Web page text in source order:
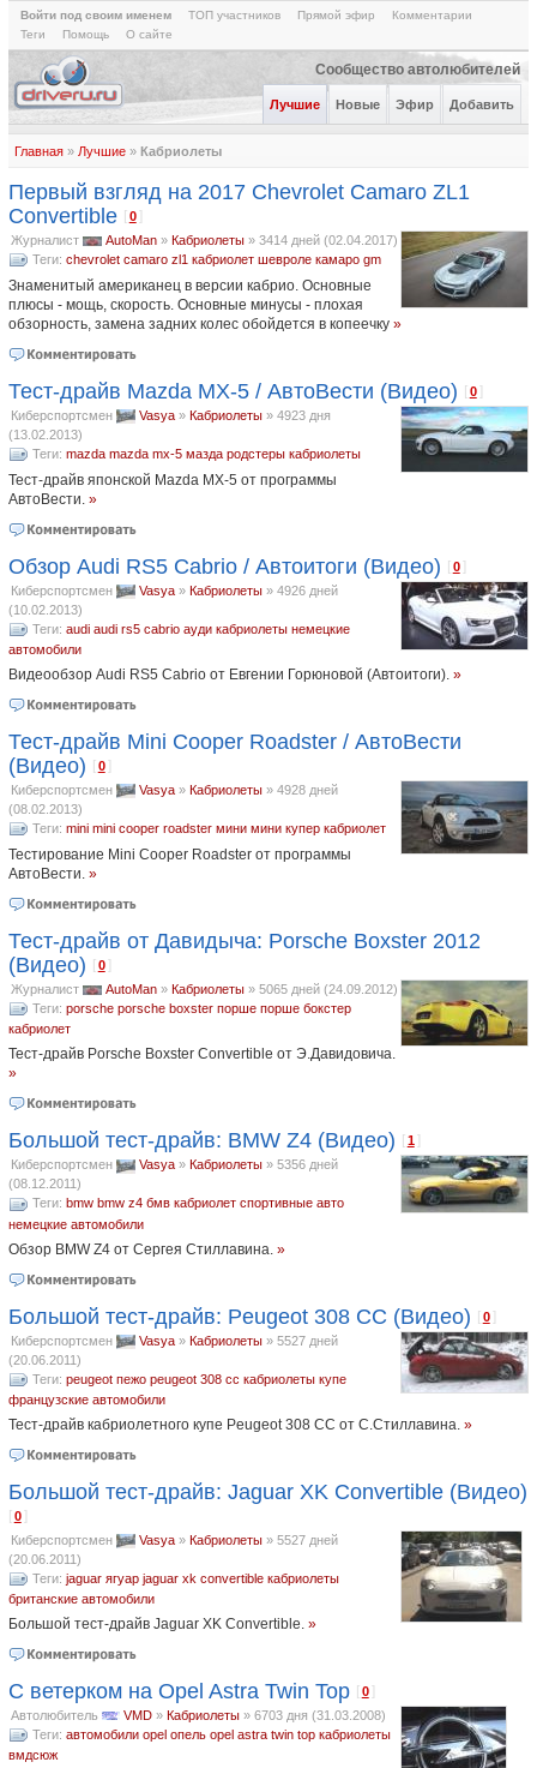
Войти под своим именем ТОП участников Прямой эфир
Комментарии
Теги
Помощь О сайте
Сообщество автолюбителей
Лучшие Новые Эфир Добавить
Главная» Лучшие» Кабриолеты
Кабриолеты: Новые|Лучшие за день |За неделю |За месяц|За год|
За всё
время|По просмотрам
Первый взгляд на 2017 Chevrolet Camaro ZL1
Convertible [0
Журналист AutoMan» Кабриолеты» 3414 дней (02.04.2017)
Теги: chevrolet camaro zl1 кабриолет шевроле камаро gm
Знаменитый американец в версии кабрио. Основные
плюсы - мощь, скорость. Основные минусы - плохая
обзорность, замена задних колес обойдется в копеечку »
Тест-драйв Mazda MX-5 / АвтоВести (Видео) [0
Киберспортсмен Vasya» Кабриолеты» 4923 дня
(13.02.2013)
Теги: mazda mazda mx-5 мазда родстеры кабриолеты
Тест-драйв японской Mazda MX-5 от программы
АвтоВести. »
Обзор Audi RS5 Cabrio / Автоитоги (Видео) [0
Киберспортсмен Vasya» Кабриолеты» 4926 дней
(10.02.2013)
Теги: audi audi rs5 cabrio ауди кабриолеты немецкие
автомобили
Видеообзор Audi RS5 Cabrio от Евгении Горюновой (Автоитоги). »
Тест-драйв Mini Cooper Roadster / АвтоВести
(Видео) [0
Киберспортсмен Vasya» Кабриолеты» 4928 дней
(08.02.2013)
Теги: mini mini cooper roadster мини мини купер кабриолет
Тестирование Mini Cooper Roadster от программы
АвтоВести. »
Тест-драйв от Давидыча: Porsche Boxster 2012
(Видео) [0
Журналист AutoMan» Кабриолеты» 5065 дней (24.09.2012)
Теги: porsche porsche boxster порше порше бокстер
кабриолет
Тест-драйв Porsche Boxster Convertible от Э.Давидовича.
»
Большой тест-драйв: BMW Z4 (Видео) [1
Киберспортсмен Vasya» Кабриолеты» 5356 дней
(08.12.2011)
Теги: bmw bmw z4 бмв кабриолет спортивные авто
немецкие автомобили
Обзор BMW Z4 от Сергея Стиллавина. »
Большой тест-драйв: Peugeot 308 CC (Видео) [0 ]
Киберспортсмен Vasya» Кабриолеты» 5527 дней
(20.06.2011)
Теги: peugeot пежо peugeot 308 cc кабриолеты купе
французские автомобили
Тест-драйв кабриолетного купе Peugeot 308 CC от С.Стиллавина. »
Большой тест-драйв: Jaguar XK Convertible (Видео)
[0 ]
Киберспортсмен Vasya» Кабриолеты» 5527 дней
(20.06.2011)
Теги: jaguar ягуар jaguar xk convertible кабриолеты
британские автомобили
Большой тест-драйв Jaguar XK Convertible. »
С ветерком на Opel Astra Twin Top [0 ]
Автолюбитель VMD» Кабриолеты» 6703 дня (31.03.2008)
Теги: автомобили opel опель opel astra twin top кабриолеты
вмдсюж